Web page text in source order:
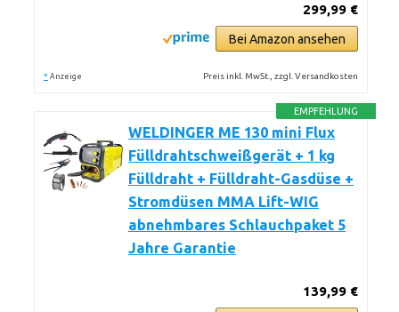
299,99 €
Bei Amazon ansehen
* Anzeige Preis inkl. MwSt., zzgl. Versandkosten
EMPFEHLUNG
WELDINGER ME 130 mini Flux
Fülldrahtschweißgerät + 1 kg
Fülldraht + Fülldraht-Gasdüse +
Stromdüsen MMA Lift-WIG
abnehmbares Schlauchpaket 5
Jahre Garantie
139,99 €